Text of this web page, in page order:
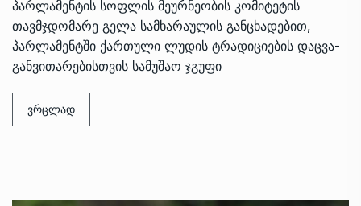
პარლამენტის სოფლის მეურნეობის კომიტეტის
თავმჯდომარე გელა სამხარაულის განცხადებით,
პარლამენტში ქართული ლუდის ტრადიციების დაცვა-
განვითარებისთვის სამუშაო ჯგუფი
ვრცლად